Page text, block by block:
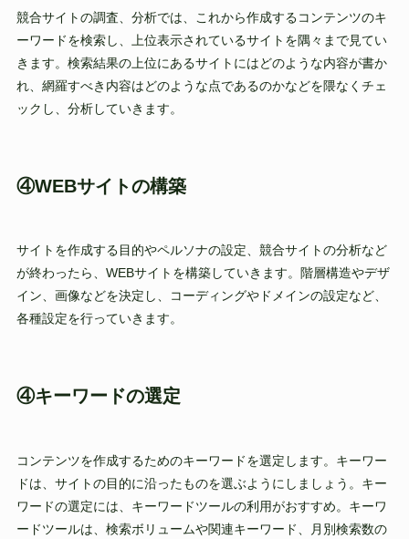
競合サイトの調査、分析では、これから作成するコンテンツのキ
ーワードを検索し、上位表示されているサイトを隅々まで見てい
きます。検索結果の上位にあるサイトにはどのような内容が書か
れ、網羅すべき内容はどのような点であるのかなどを隈なくチェ
ックし、分析していきます。
④WEBサイトの構築
サイトを作成する目的やペルソナの設定、競合サイトの分析など
が終わったら、WEBサイトを構築していきます。階層構造やデザ
イン、画像などを決定し、コーディングやドメインの設定など、
各種設定を行っていきます。
④キーワードの選定
コンテンツを作成するためのキーワードを選定します。キーワー
ドは、サイトの目的に沿ったものを選ぶようにしましょう。キー
ワードの選定には、キーワードツールの利用がおすすめ。キーワ
ードツールは、検索ボリュームや関連キーワード、月別検索数の